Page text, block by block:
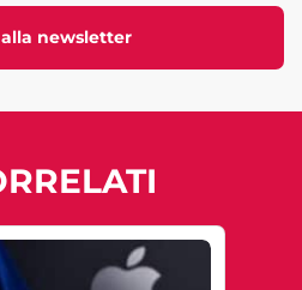
newsletter